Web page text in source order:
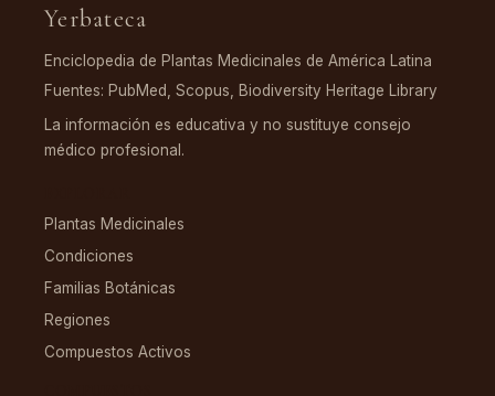
Yerbateca
Enciclopedia de Plantas Medicinales de América Latina
Fuentes: PubMed, Scopus, Biodiversity Heritage Library
La información es educativa y no sustituye consejo
médico profesional.
Plantas Medicinales
Condiciones
Familias Botánicas
Regiones
Compuestos Activos